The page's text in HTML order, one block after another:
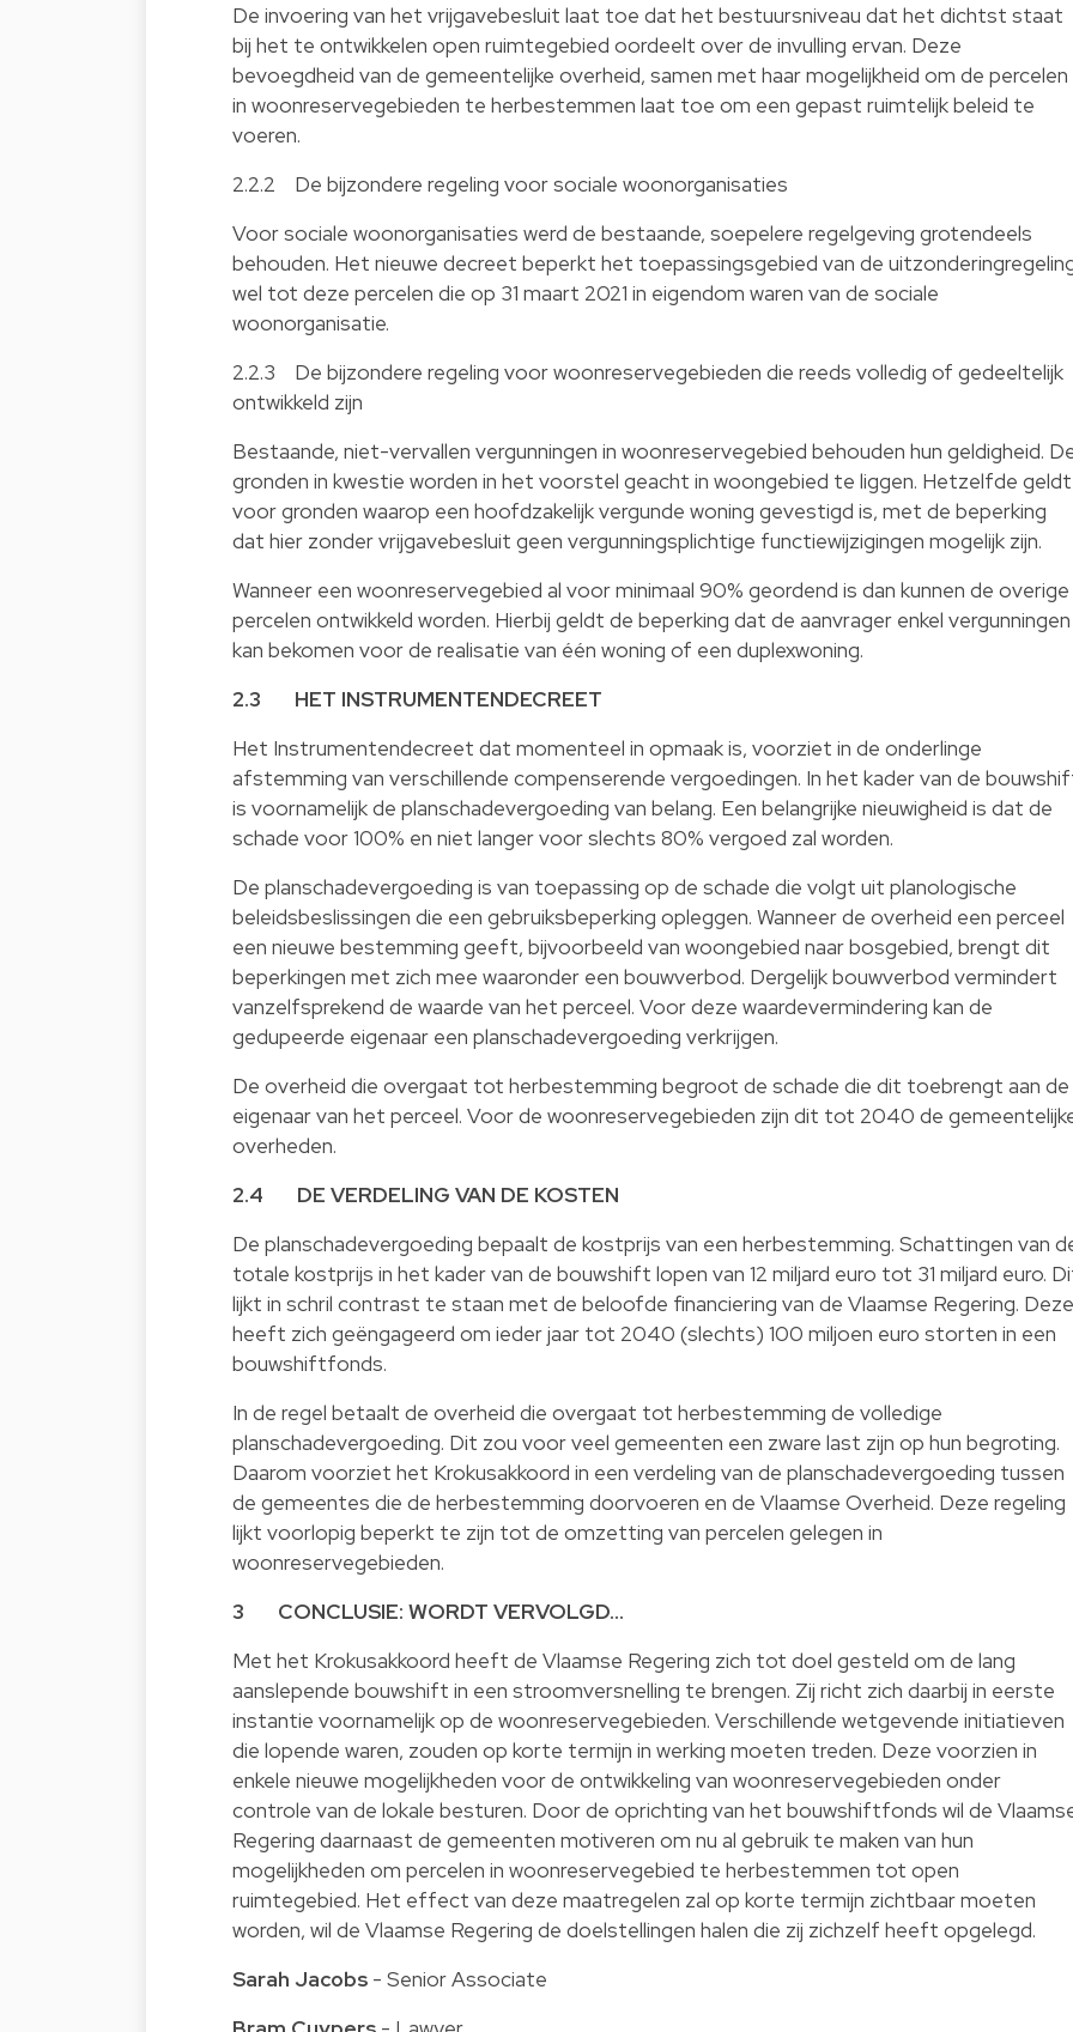
De invoering van het vrijgavebesluit laat toe dat het bestuursniveau dat het dichtst staat
bij het te ontwikkelen open ruimtegebied oordeelt over de invulling ervan. Deze
bevoegdheid van de gemeentelijke overheid, samen met haar mogelijkheid om de percelen
in woonreservegebieden te herbestemmen laat toe om een gepast ruimtelijk beleid te
voeren.
2.2.2 De bijzondere regeling voor sociale woonorganisaties
Voor sociale woonorganisaties werd de bestaande, soepelere regelgeving grotendeels
behouden. Het nieuwe decreet beperkt het toepassingsgebied van de
wel tot deze percelen die op 31 maart 2021 in eigendom waren van de sociale
woonorganisatie.
2.2.3 De bijzondere regeling voor woonreservegebieden die reeds volledig of gedeeltelijk
ontwikkeld zijn
Bestaande, niet-vervallen vergunningen in woonreservegebied behouden hun geldigheid.
gronden in kwestie worden in het voorstel geacht in woongebied te liggen. Hetzelfde geldt
voor gronden waarop een hoofdzakelijk vergunde woning gevestigd is, met de beperking
dat hier zonder vrijgavebesluit geen vergunningsplichtige functiewijzigingen mogelijk zijn.
Wanneer een woonreservegebied al voor minimaal 90% geordend is dan kunnen de overige
percelen ontwikkeld worden. Hierbij geldt de beperking dat de aanvrager enkel vergunningen
kan bekomen voor de realisatie van één woning of een duplexwoning.
2.3 HET INSTRUMENTENDECREET
Het Instrumentendecreet dat momenteel in opmaak is, voorziet in de onderlinge
afstemming van verschillende compenserende vergoedingen. In het kader van de
is voornamelijk de planschadevergoeding van belang. Een belangrijke nieuwigheid is dat de
schade voor 100% en niet langer voor slechts 80% vergoed zal worden.
De planschadevergoeding is van toepassing op de schade die volgt uit planologische
beleidsbeslissingen die een gebruiksbeperking opleggen. Wanneer de overheid een perceel
een nieuwe bestemming geeft, bijvoorbeeld van woongebied naar bosgebied, brengt dit
beperkingen met zich mee waaronder een bouwverbod. Dergelijk bouwverbod vermindert
vanzelfsprekend de waarde van het perceel. Voor deze waardevermindering kan de
gedupeerde eigenaar een planschadevergoeding verkrijgen.
De overheid die overgaat tot herbestemming begroot de schade die dit toebrengt aan de
eigenaar van het perceel. Voor de woonreservegebieden zijn dit tot 2040 de
overheden.
2.4 DE VERDELING VAN DE KOSTEN
De planschadevergoeding bepaalt de kostprijs van een herbestemming. Schattingen van
totale kostprijs in het kader van de bouwshift lopen van 12 miljard euro tot 31 miljard euro.
lijkt in schril contrast te staan met de beloofde financiering van de Vlaamse Regering. Deze
heeft zich geëngageerd om ieder jaar tot 2040 (slechts) 100 miljoen euro storten in een
bouwshiftfonds.
In de regel betaalt de overheid die overgaat tot herbestemming de volledige
planschadevergoeding. Dit zou voor veel gemeenten een zware last zijn op hun begroting.
Daarom voorziet het Krokusakkoord in een verdeling van de planschadevergoeding tussen
de gemeentes die de herbestemming doorvoeren en de Vlaamse Overheid. Deze regeling
lijkt voorlopig beperkt te zijn tot de omzetting van percelen gelegen in
woonreservegebieden.
3 CONCLUSIE: WORDT VERVOLGD…
Met het Krokusakkoord heeft de Vlaamse Regering zich tot doel gesteld om de lang
aanslepende bouwshift in een stroomversnelling te brengen. Zij richt zich daarbij in eerste
instantie voornamelijk op de woonreservegebieden. Verschillende wetgevende initiatieven
die lopende waren, zouden op korte termijn in werking moeten treden. Deze voorzien in
enkele nieuwe mogelijkheden voor de ontwikkeling van woonreservegebieden onder
controle van de lokale besturen. Door de oprichting van het bouwshiftfonds wil de
Regering daarnaast de gemeenten motiveren om nu al gebruik te maken van hun
mogelijkheden om percelen in woonreservegebied te herbestemmen tot open
ruimtegebied. Het effect van deze maatregelen zal op korte termijn zichtbaar moeten
worden, wil de Vlaamse Regering de doelstellingen halen die zij zichzelf heeft opgelegd.
Sarah Jacobs - Senior Associate